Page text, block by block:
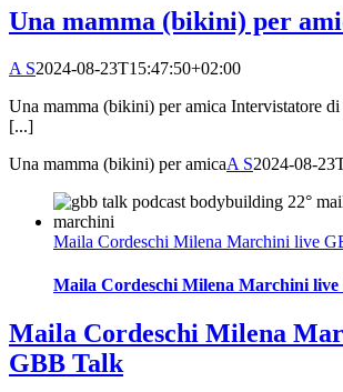
Una mamma (bikini) per
A S2024-08-23T15:47:50+02:00
Una mamma (bikini) per amica Intervistatore
[...]
Una mamma (bikini) per amicaA S2024-08-
Maila Cordeschi Milena Marchini live
Maila Cordeschi Milena Marchini
Maila Cordeschi Milena
GBB Talk